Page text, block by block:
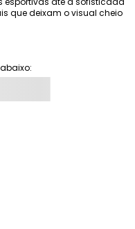
que deixam o visual cheio